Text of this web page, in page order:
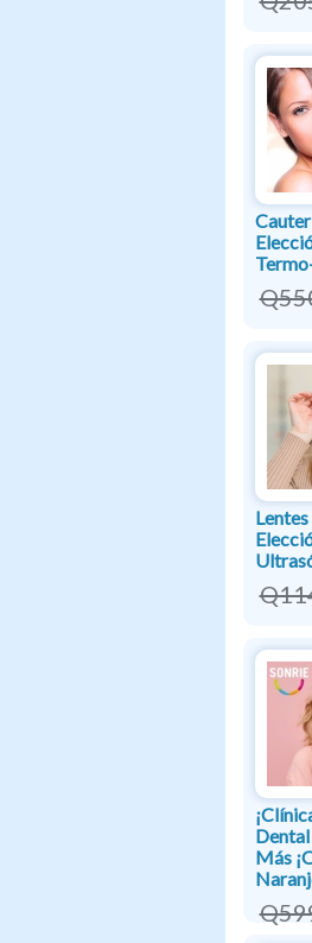
Más